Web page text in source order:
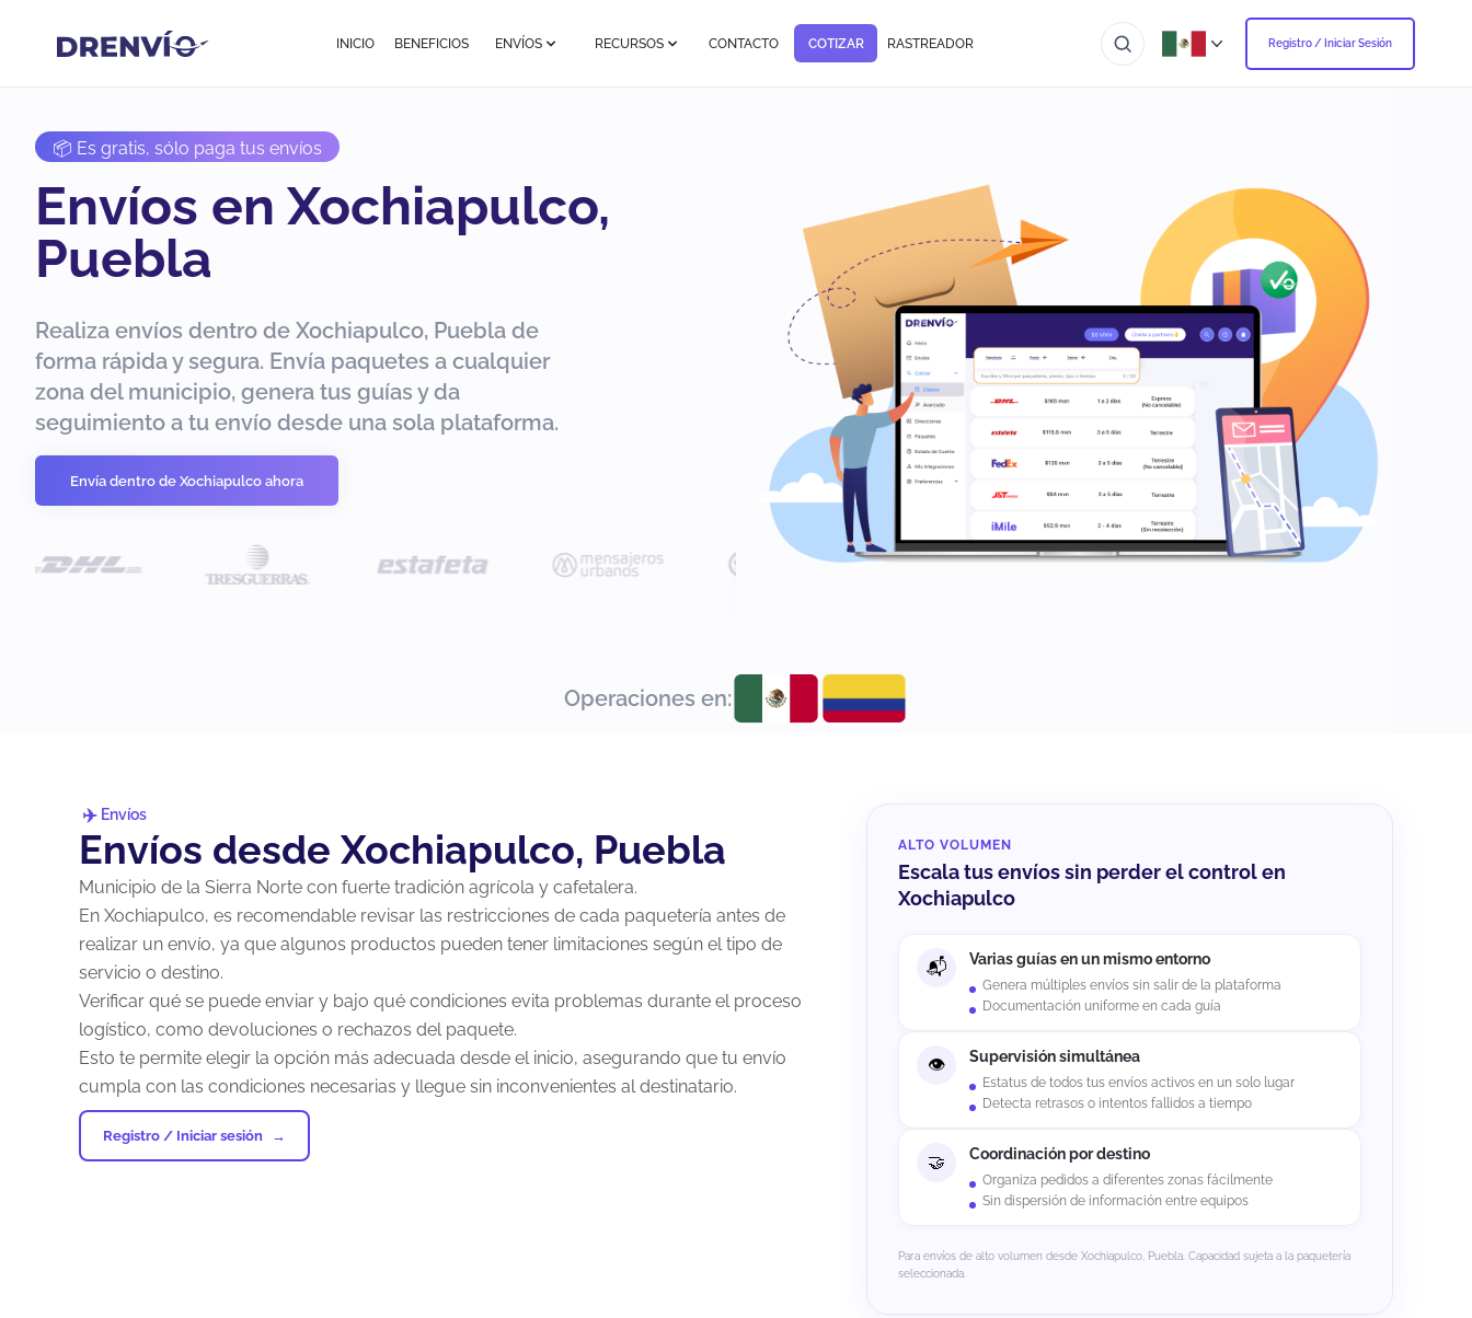
INICIO BENEFICIOS ENVÍOS RECURSOS CONTACTO COTIZAR RASTREADOR Registro / Iniciar Sesión
📦 Es gratis, sólo paga tus envíos
Envíos en Xochiapulco,
Puebla
Realiza envíos dentro de Xochiapulco, Puebla de
forma rápida y segura. Envía paquetes a cualquier
zona del municipio, genera tus guías y da
seguimiento a tu envío desde una sola plataforma.
Envía dentro de Xochiapulco ahora
Operaciones en:
Envíos
Envíos desde Xochiapulco, Puebla
Municipio de la Sierra Norte con fuerte tradición agrícola y cafetalera.
En Xochiapulco, es recomendable revisar las restricciones de cada paquetería antes de
realizar un envío, ya que algunos productos pueden tener limitaciones según el tipo de
servicio o destino.
Verificar qué se puede enviar y bajo qué condiciones evita problemas durante el proceso
logístico, como devoluciones o rechazos del paquete.
Esto te permite elegir la opción más adecuada desde el inicio, asegurando que tu envío
cumpla con las condiciones necesarias y llegue sin inconvenientes al destinatario.
Registro / Iniciar sesión
ALTO VOLUMEN
Escala tus envíos sin perder el control en
Xochiapulco
Varias guías en un mismo entorno
Genera múltiples envíos sin salir de la plataforma
Documentación uniforme en cada guía
Supervisión simultánea
Estatus de todos tus envíos activos en un solo lugar
Detecta retrasos o intentos fallidos a tiempo
Coordinación por destino
Organiza pedidos a diferentes zonas fácilmente
Sin dispersión de información entre equipos
Para envíos de alto volumen desde Xochiapulco, Puebla. Capacidad sujeta a la paquetería
seleccionada.